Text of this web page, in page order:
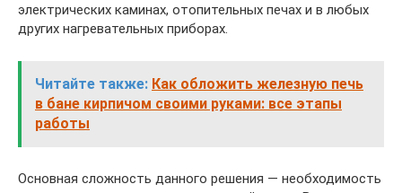
электрических каминах, отопительных печах и в любых
других нагревательных приборах.
Читайте также: Как обложить железную печь
в бане кирпичом своими руками: все этапы
работы
Основная сложность данного решения — необходимость